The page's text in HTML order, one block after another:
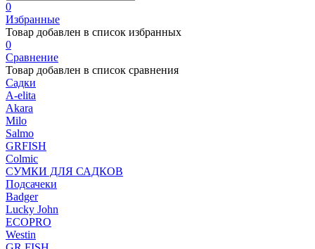
0
Избранные
Товар добавлен в список избранных
0
Сравнение
Товар добавлен в список сравнения
Садки
A-elita
Akara
Milo
Salmo
GRFISH
Colmic
СУМКИ ДЛЯ САДКОВ
Подсачеки
Badger
Lucky John
ECOPRO
Westin